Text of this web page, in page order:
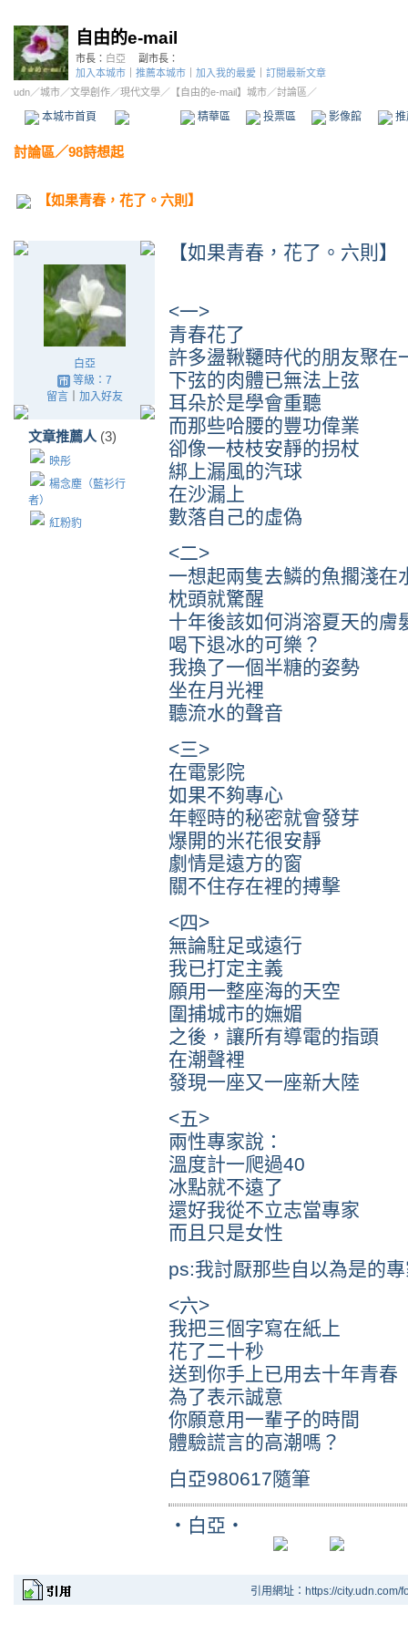
自由的e-mail
市長： 白亞
副市長：
加入本城市
推薦本城市 加入我的最愛
訂閱最新文章
udn／城市／文學創作／現代文學／ 【自由的e-mail】城市／討論區／
本城市首頁 精華區 投票區 影像館
討論區／98詩想起
【如果青春，花了。六則】
白亞
等級：7
留言｜ 加入好友
文章推薦人 (3)
映彤
楊念塵（藍衫行
者）
紅粉豹
【如果青春，花了。六則】
<一>
青春花了
許多盪鞦韆時代的朋友聚在
下弦的肉體已無法上弦
耳朵於是學會重聽
而那些哈腰的豐功偉業
卻像一枝枝安靜的拐杖
綁上漏風的汽球
在沙漏上
數落自己的虛偽
<二>
一想起兩隻去鱗的魚擱淺在
枕頭就驚醒
十年後該如何消溶夏天的膚
喝下退冰的可樂？
我換了一個半糖的姿勢
坐在月光裡
聽流水的聲音
<三>
在電影院
如果不夠專心
年輕時的秘密就會發芽
爆開的米花很安靜
劇情是遠方的窗
關不住存在裡的搏擊
<四>
無論駐足或遠行
我已打定主義
願用一整座海的天空
圍捕城市的嫵媚
之後，讓所有導電的指頭
在潮聲裡
發現一座又一座新大陸
<五>
兩性專家說：
溫度計一爬過40
冰點就不遠了
還好我從不立志當專家
而且只是女性
ps:我討厭那些自以為是的
<六>
我把三個字寫在紙上
花了二十秒
送到你手上已用去十年青春
為了表示誠意
你願意用一輩子的時間
體驗謊言的高潮嗎？
白亞980617隨筆
‧白亞‧
引用網址：https://